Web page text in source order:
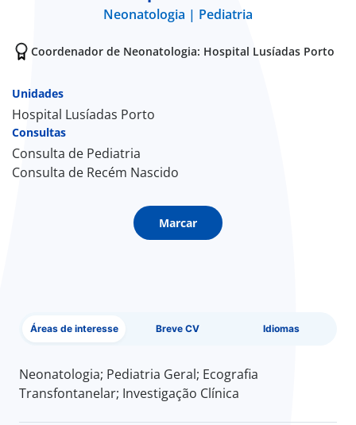
Sport
Neonatologia Pediatria
Coordenador de Neonatologia: Hospital Lusíadas Porto
Unidades
Hospital Lusíadas Porto
Consultas
Consulta de Pediatria
Consulta de Recém Nascido
Marcar
Áreas de interesse Breve CV Idiomas
Neonatologia; Pediatria Geral; Ecografia
Transfontanelar; Investigação Clínica